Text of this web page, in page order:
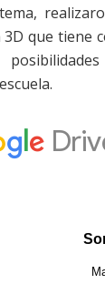
que tiene